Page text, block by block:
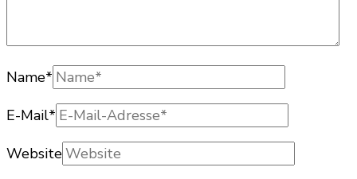
Name*
E-Mail*
Website